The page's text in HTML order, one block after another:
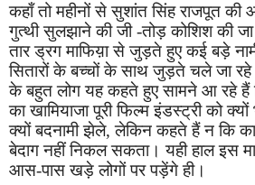
कहाँ तो महीनों से सुशांत सिंह राजपूत की
गुत्थी सुलझाने की जी -तोड़ कोशिश की
तार ड्रग माफिय़ा से जुड़ते हुए कई बड़े
सितारों के बच्चों के साथ जुड़ते चले जा रहे
के बहुत लोग यह कहते हुए सामने आ रहे हैं
का खामियाजा पूरी फिल्म इंडस्ट्री को
क्यों बदनामी झेले,लेकिन कहते हैं न कि
बेदाग नहीं निकल सकता। यही हाल इस
आस-पास खड़े लोगों पर पड़ेंगे ही।